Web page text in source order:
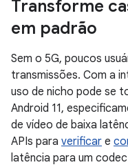
Transforme
em padrão
Sem o 5G, poucos
transmissões. Com a
uso de nicho pode se
Android 11,
de vídeo de baixa
APIs para verificar e
latência para um